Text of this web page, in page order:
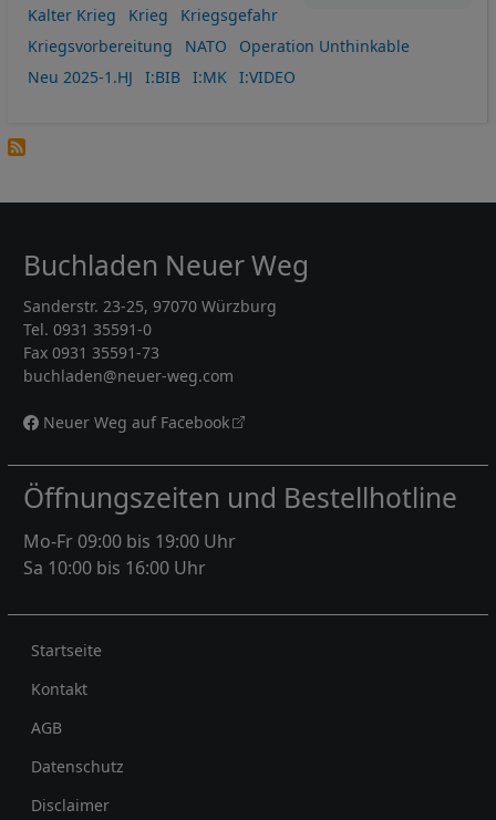
Kalter Krieg
Krieg
Kriegsgefahr
Kriegsvorbereitung
NATO
Operation Unthinkable
Neu 2025-1.HJ
I:BIB I:MK I:VIDEO
Buchladen Neuer Weg
Sanderstr. 23-25, 97070 Würzburg
Tel. 0931 35591-0
Fax 0931 35591-73
buchladen@neuer-weg.com
Neuer Weg auf Facebook
Öffnungszeiten und Bestellhotline
Mo-Fr 09:00 bis 19:00 Uhr
Sa 10:00 bis 16:00 Uhr
Rechtliches
Startseite
Kontakt
AGB
Datenschutz
Disclaimer